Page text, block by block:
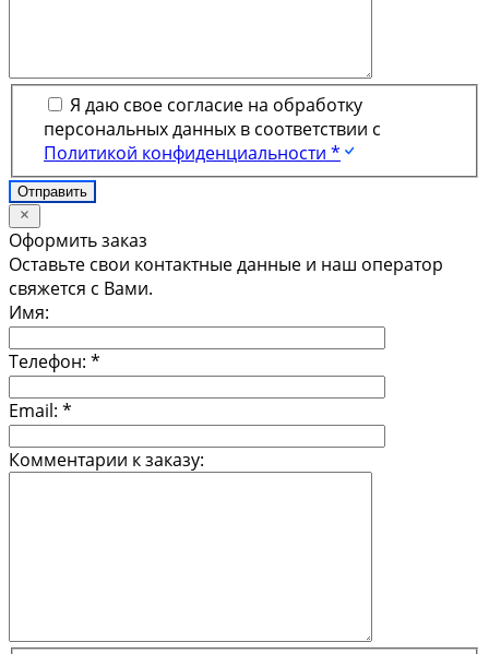
Я даю свое согласие на обработку
персональных данных в соответствии с
Политикой конфиденциальности *
Оформить заказ
Оставьте свои контактные данные и наш оператор
свяжется с Вами.
Имя:
Телефон: *
Email: *
Комментарии к заказу: